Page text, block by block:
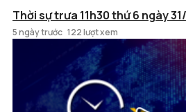
Thời sự trưa 11h30 thứ 6 ngày
5 ngày trước 122 lượt xem